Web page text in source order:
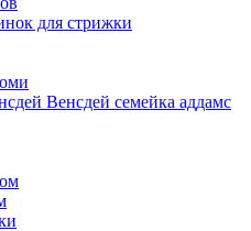
для стрижки
Венсдей семейка аддамс